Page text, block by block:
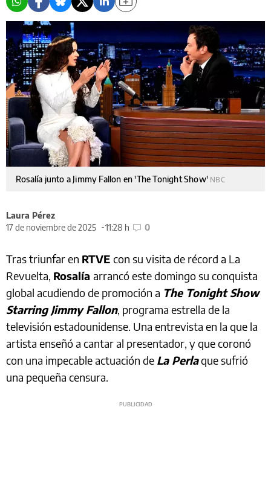
Rosalía junto a Jimmy Fallon en 'The Tonight Show' NBC
Laura Pérez
17 de noviembre de 2025
11:28 h 0
Tras triunfar en RTVE con su visita de récord a La
Revuelta, Rosalía arrancó este domingo su conquista
global acudiendo de promoción a The Tonight Show
Starring Jimmy Fallon, programa estrella de la
televisión estadounidense. Una entrevista en la que la
artista enseñó a cantar al presentador, y que coronó
con una impecable actuación de La Perlaque sufrió
una pequeña censura.